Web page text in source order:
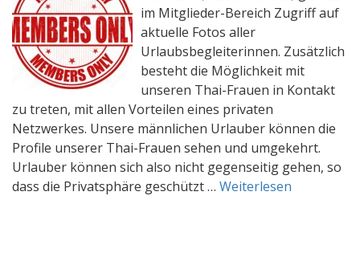
im Mitglieder-Bereich Zugriff auf
aktuelle Fotos aller
Urlaubsbegleiterinnen. Zusätzlich
besteht die Möglichkeit mit
unseren Thai-Frauen in Kontakt
zu treten, mit allen Vorteilen eines privaten
Netzwerkes. Unsere männlichen Urlauber können die
Profile unserer Thai-Frauen sehen und umgekehrt.
Urlauber können sich also nicht gegenseitig gehen, so
dass die Privatsphäre geschützt … Weiterlesen